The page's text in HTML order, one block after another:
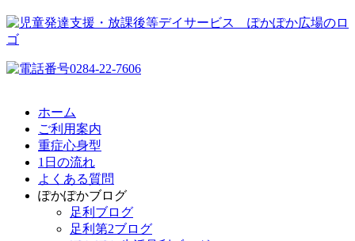
ホーム
ご利用案内
重症心身型
1日の流れ
よくある質問
ぽかぽかブログ
足利ブログ
足利第2ブログ